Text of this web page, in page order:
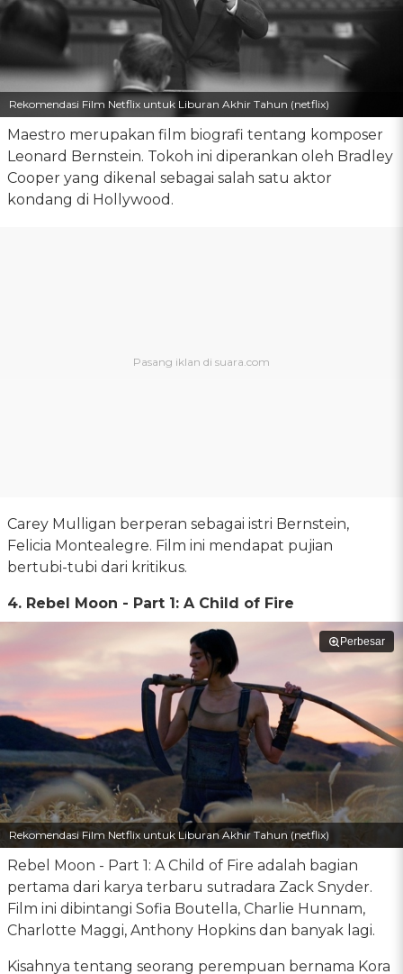
Rekomendasi Film Netflix untuk Liburan Akhir Tahun (netflix)
Maestro merupakan film biografi tentang komposer
Leonard Bernstein. Tokoh ini diperankan oleh Bradley
Cooper yang dikenal sebagai salah satu aktor
kondang di Hollywood.
Carey Mulligan berperan sebagai istri Bernstein,
Felicia Montealegre. Film ini mendapat pujian
bertubi-tubi dari kritikus.
4. Rebel Moon - Part 1: A Child of Fire
Perbesar
Rekomendasi Film Netflix untuk Liburan Akhir Tahun (netflix)
Rebel Moon - Part 1: A Child of Fire adalah bagian
pertama dari karya terbaru sutradara Zack Snyder.
Film ini dibintangi Sofia Boutella, Charlie Hunnam,
Charlotte Maggi, Anthony Hopkins dan banyak lagi.
Kisahnya tentang seorang perempuan bernama Kora